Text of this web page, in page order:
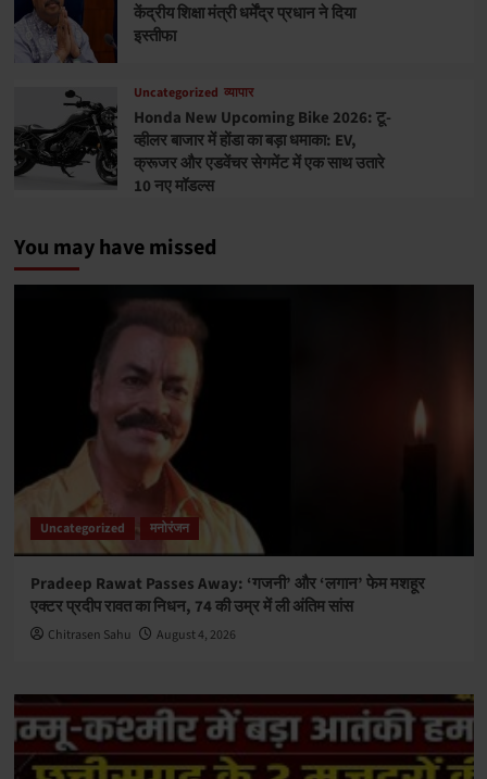
केंद्रीय शिक्षा मंत्री धर्मेंद्र प्रधान ने दिया
इस्तीफा
Uncategorized व्यापार
Honda New Upcoming Bike 2026: टू-
व्हीलर बाजार में होंडा का बड़ा धमाका: EV,
क्रूजर और एडवेंचर सेगमेंट में एक साथ उतारे
10 नए मॉडल्स
You may have missed
Uncategorized मनोरंजन
Pradeep Rawat Passes Away: ‘गजनी’ और ‘लगान’ फेम मशहूर
एक्टर प्रदीप रावत का निधन, 74 की उम्र में ली अंतिम सांस
Chitrasen Sahu August 4, 2026